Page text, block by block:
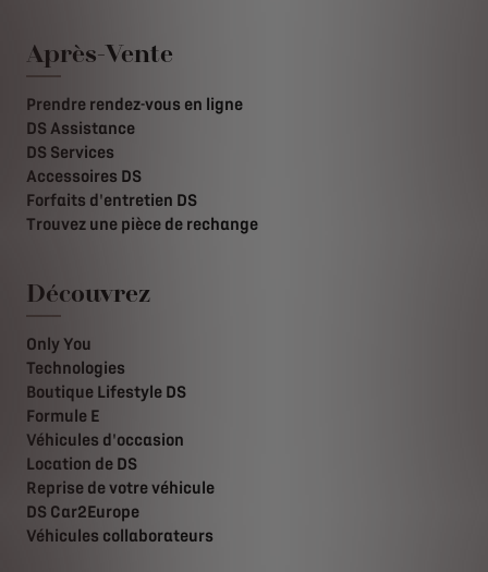
Après-Vente
Prendre rendez-vous en ligne
DS Assistance
DS Services
Accessoires DS
Forfaits d'entretien DS
Trouvez une pièce de rechange
Découvrez
Only You
Technologies
Boutique Lifestyle DS
Formule E
Véhicules d'occasion
Location de DS
Reprise de votre véhicule
DS Car2Europe
Véhicules collaborateurs